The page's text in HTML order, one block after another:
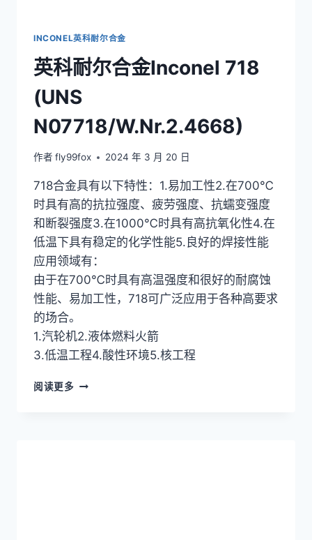
INCONEL英科耐尔合金
英科耐尔合金Inconel 718
(UNS
N07718/W.Nr.2.4668)
作者 fly99fox 2024 年 3 月 20 日
718合金具有以下特性：1.易加工性2.在700℃
时具有高的抗拉强度、疲劳强度、抗蠕变强度
和断裂强度3.在1000℃时具有高抗氧化性4.在
低温下具有稳定的化学性能5.良好的焊接性能
应用领域有：
由于在700℃时具有高温强度和很好的耐腐蚀
性能、易加工性，718可广泛应用于各种高要求
的场合。
1.汽轮机2.液体燃料火箭
3.低温工程4.酸性环境5.核工程
阅读更多 英